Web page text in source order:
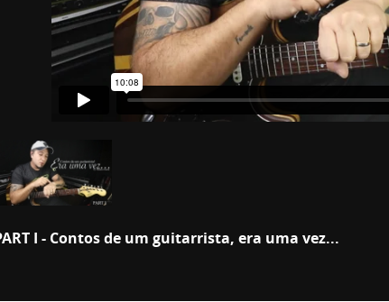
I - Contos de um guitarrista, era uma vez...